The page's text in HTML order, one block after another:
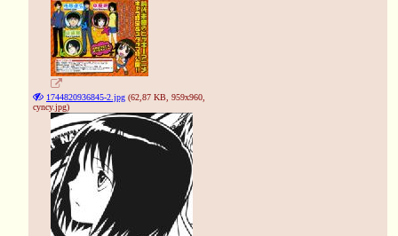
1744820936845-2.jpg (62,87 KB, 959x960,
cyncy.jpg)